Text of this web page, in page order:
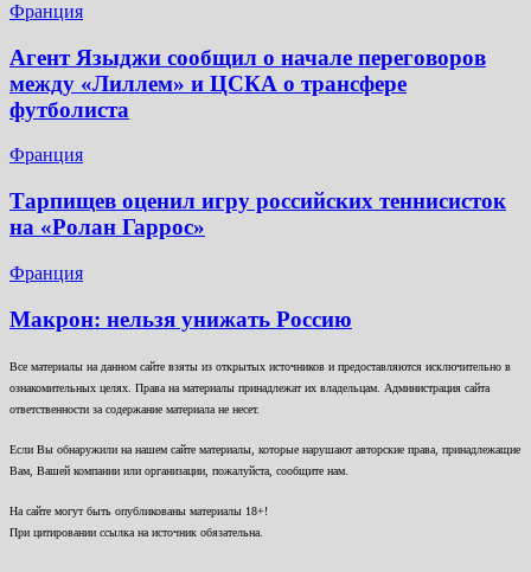
Франция
Агент Языджи сообщил о начале переговоров
между «Лиллем» и ЦСКА о трансфере
футболиста
Франция
Тарпищев оценил игру российских теннисисток
на «Ролан Гаррос»
Франция
Макрон: нельзя унижать Россию
Все материалы на данном сайте взяты из открытых источников и предоставляются исключительно в
ознакомительных целях. Права на материалы принадлежат их владельцам. Администрация сайта
ответственности за содержание материала не несет.
Если Вы обнаружили на нашем сайте материалы, которые нарушают авторские права, принадлежащие
Вам, Вашей компании или организации, пожалуйста, сообщите нам.
На сайте могут быть опубликованы материалы 18+!
При цитировании ссылка на источник обязательна.